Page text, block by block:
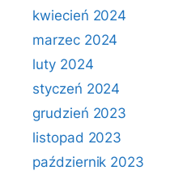
kwiecień 2024
marzec 2024
luty 2024
styczeń 2024
grudzień 2023
listopad 2023
październik 2023